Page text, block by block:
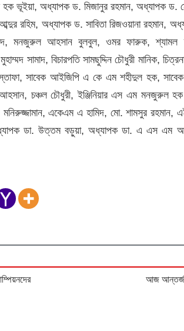
হক ভূইয়া, অধ্যাপক ড. মিজানুর রহমান, অধ্যাপক
রহিম, অধ্যাপক ড. সাবিতা রিজওয়ানা
মনজুরুল আহসান বুলবুল, ওমর ফারুক,
সামাদ, বিচারপতি সামছুদ্দিন চৌধুরী মানিক,
মুস্তাফা, সাবেক আইজিপি এ কে এম শহীদুল হক,
আহসান, চঞ্চল চৌধুরী, ইঞ্জিনিয়ার এস এম মনজুরুল
মনিরুজ্জামান, একেএম এ হামিদ, মো. শামসুর
ডা. উত্তম বড়ুয়া, অধ্যাপক ডা. এ এস এম
আজ